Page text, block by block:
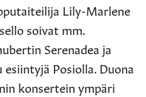
Lily-Marlene
soivat mm.
Serenadea ja
Posiolla. Duona
konsertein ympäri